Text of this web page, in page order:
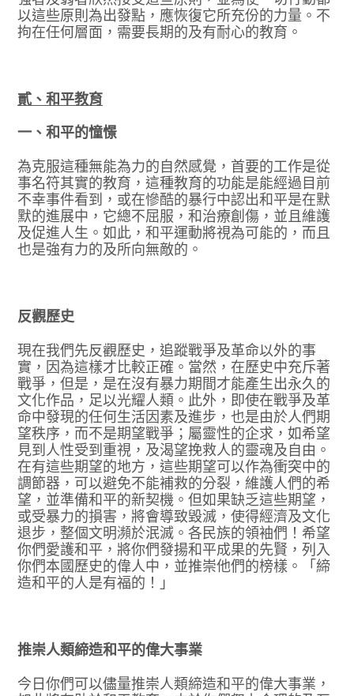
以這些原則為出發點，應恢復它所充份的力量。不
拘在任何層面，需要長期的及有耐心的教育。
貳、和平教育
一、和平的憧憬
為克服這種無能為力的自然感覺，首要的工作是從
事名符其實的教育，這種教育的功能是能經過目前
不幸事件看到，或在慘酷的暴行中認出和平是在默
默的進展中，它總不屈服，和治療創傷，並且維護
及促進人生。如此，和平運動將視為可能的，而且
也是強有力的及所向無敵的。
反觀歷史
現在我們先反觀歷史，追蹤戰爭及革命以外的事
實，因為這樣才比較正確。當然，在歷史中充斥著
戰爭，但是，是在沒有暴力期間才能產生出永久的
文化作品，足以光耀人類。此外，即使在戰爭及革
命中發現的任何生活因素及進步，也是由於人們期
望秩序，而不是期望戰爭；屬靈性的企求，如希望
見到人性受到重視，及渴望挽救人的靈魂及自由。
在有這些期望的地方，這些期望可以作為衝突中的
調節器，可以避免不能補救的分裂，維護人們的希
望，並準備和平的新契機。但如果缺乏這些期望，
或受暴力的損害，將會導致毀滅，使得經濟及文化
退步，整個文明瀕於泯滅。各民族的領袖們！希望
你們愛護和平，將你們發揚和平成果的先賢，列入
你們本國歷史的偉人中，並推崇他們的榜樣。「締
造和平的人是有福的！」
推崇人類締造和平的偉大事業
今日你們可以儘量推崇人類締造和平的偉大事業，